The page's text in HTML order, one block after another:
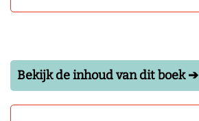
Bekijk de inhoud van dit boek ➔